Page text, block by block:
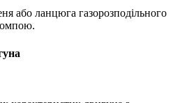
або ланцюга газорозподільного